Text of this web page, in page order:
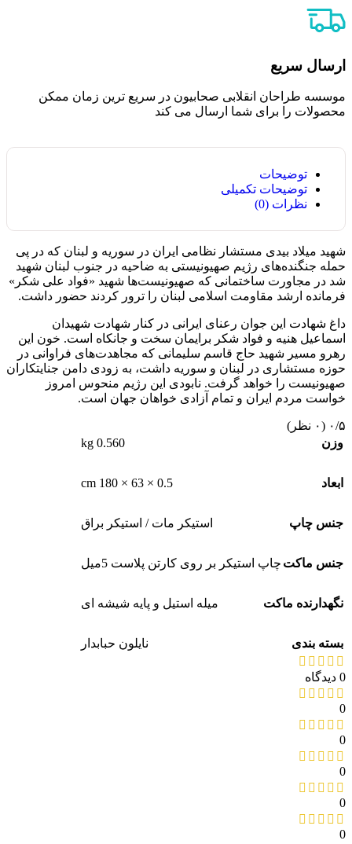
ارسال سریع
موسسه طراحان انقلابی صحابیون در سریع ترین زمان ممکن
محصولات را برای شما ارسال می کند
توضیحات
توضیحات تکمیلی
نظرات (0)
شهید میلاد بیدی مستشار نظامی ایران در سوریه و لبنان که در پی
حمله جنگنده‌های رژیم صهیونیستی به ضاحیه در جنوب لبنان شهید
شد در مجاورت ساختمانی که صهیونیست‌ها شهید «فواد علی شکر»
فرمانده ارشد مقاومت اسلامی لبنان را ترور کردند حضور داشت.
داغ شهادت این جوان رعنای ایرانی در کنار شهادت شهیدان
اسماعیل هنیه و فواد شکر برایمان سخت و جانکاه است. خون این
رهرو مسیر شهید حاج قاسم سلیمانی که مجاهدت‌های فراوانی در
حوزه مستشاری در لبنان و سوریه داشت، به زودی دامن جنایتکاران
صهیونیست را خواهد گرفت. نابودی این رژیم منحوس امروز
خواست مردم ایران و تمام آزادی خواهان جهان است.
‫۰/۵ ‫(۰ نظر)
وزن
0.560 kg
ابعاد 0.5 × 63 × 180 cm
جنس چاپ استیکر مات / استیکر براق
جنس ماکت چاپ استیکر بر روی کارتن پلاست 5میل
نگهدارنده ماکت میله استیل و پایه شیشه ای
بسته بندی نایلون حبابدار
0 دیدگاه
0
0
0
0
0